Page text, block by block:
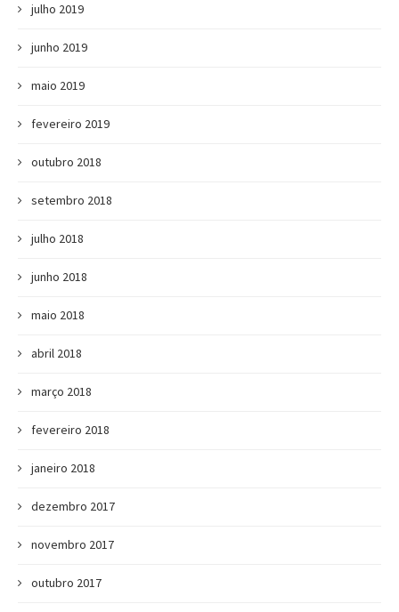
julho 2019
junho 2019
maio 2019
fevereiro 2019
outubro 2018
setembro 2018
julho 2018
junho 2018
maio 2018
abril 2018
março 2018
fevereiro 2018
janeiro 2018
dezembro 2017
novembro 2017
outubro 2017